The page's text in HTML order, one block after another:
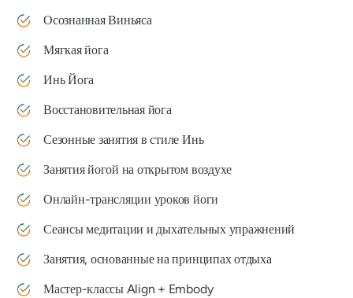
Осознанная Виньяса
Мягкая йога
Инь Йога
Восстановительная йога
Сезонные занятия в стиле Инь
Занятия йогой на открытом воздухе
Онлайн-трансляции уроков йоги
Сеансы медитации и дыхательных упражнений
Занятия, основанные на принципах отдыха
Мастер-классы Align + Embody